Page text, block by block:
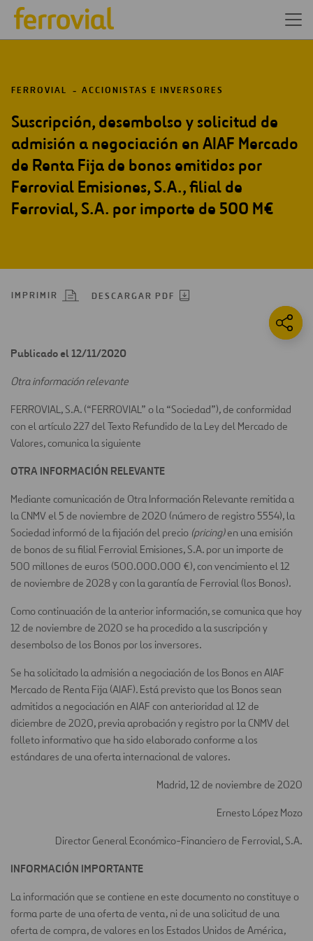
FERROVIAL ACCIONISTAS E INVERSORES
Suscripción, desembolso y solicitud de
admisión a negociación en AIAF Mercado
de Renta Fija de bonos emitidos por
Ferrovial Emisiones, S.A., filial de
Ferrovial, S.A. por importe de 500 M€
IMPRIMIR DESCARGAR PDF
Publicado el 12/11/2020
Otra información relevante
FERROVIAL, S.A. (“FERROVIAL” o la “Sociedad”), de conformidad
con el artículo 227 del Texto Refundido de la Ley del Mercado de
Valores, comunica la siguiente
OTRA INFORMACIÓN RELEVANTE
Mediante comunicación de Otra Información Relevante remitida a
la CNMV el 5 de noviembre de 2020 (número de registro 5554), la
Sociedad informó de la fijación del precio (pricing)en una emisión
de bonos de su filial Ferrovial Emisiones, S.A. por un importe de
500 millones de euros (500.000.000 €), con vencimiento el 12
de noviembre de 2028 y con la garantía de Ferrovial (los Bonos).
Como continuación de la anterior información, se comunica que hoy
12 de noviembre de 2020 se ha procedido a la suscripción y
desembolso de los Bonos por los inversores.
Se ha solicitado la admisión a negociación de los Bonos en AIAF
Mercado de Renta Fija (AIAF). Está previsto que los Bonos sean
admitidos a negociación en AIAF con anterioridad al 12 de
diciembre de 2020, previa aprobación y registro por la CNMV del
folleto informativo que ha sido elaborado conforme a los
estándares de una oferta internacional de valores.
Madrid, 12 de noviembre de 2020
Ernesto López Mozo
Director General Económico-Financiero de Ferrovial, S.A.
INFORMACIÓN IMPORTANTE
La información que se contiene en este documento no constituye o
forma parte de una oferta de venta, ni de una solicitud de una
oferta de compra, de valores en los Estados Unidos de América,